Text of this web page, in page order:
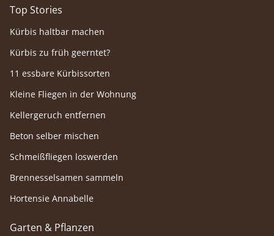
Top Stories
Kürbis haltbar machen
Kürbis zu früh geerntet?
11 essbare Kürbissorten
Kleine Fliegen in der Wohnung
Kellergeruch entfernen
Beton selber mischen
Schmeißfliegen loswerden
Brennesselsamen sammeln
Hortensie Annabelle
Garten & Pflanzen